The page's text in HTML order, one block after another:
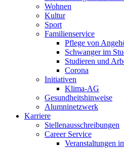
Wohnen
Kultur
Sport
Familienservice
Pflege von
Schwanger im
Studieren und
Corona
Initiativen
Klima-AG
Gesundheitshinweise
Alumninetzwerk
Karriere
Stellenausschreibungen
Career Service
Veranstaltungen